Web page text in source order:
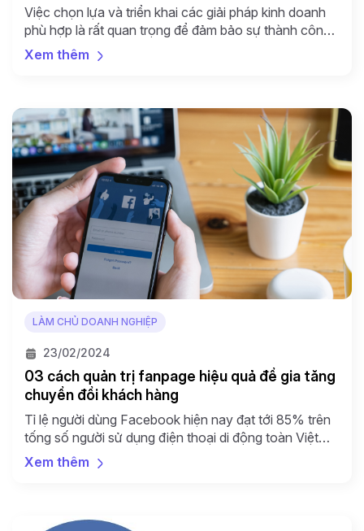
Việc chọn lựa và triển khai các giải pháp kinh doanh
phù hợp là rất quan trọng để đảm bảo sự thành công
và phát triển bền vững của một doanh nghiệp. Dưới
đây là một số giải pháp kinh doanh phổ biến mà các
Xem thêm
LÀM CHỦ DOANH NGHIỆP
23/02/2024
03 cách quản trị fanpage hiệu quả để gia tăng
chuyển đổi khách hàng
Tỉ lệ người dùng Facebook hiện nay đạt tới 85% trên
tống số người sử dụng điện thoại di động toàn Việt
Nam. Facebook là kênh bán hàng tiềm năng, có khả
năng tiếp cận khách hàng nhanh bậc nhất trên đa lĩnh
Xem thêm